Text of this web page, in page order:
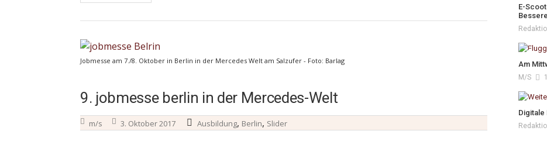
Jobmesse am 7./8. Oktober in Berlin in der Mercedes Welt am Salzufer - Foto: Barlag
9. jobmesse berlin in der Mercedes-Welt
m/s 3. Oktober 2017 Ausbildung, Berlin, Slider
E-
Am
M/s